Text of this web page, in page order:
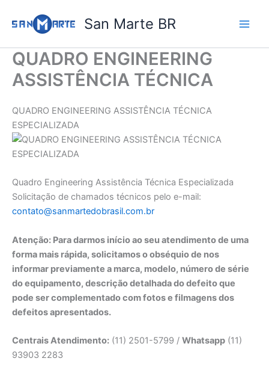
para
conteúdo
San Marte BR
QUADRO ENGINEERING
ASSISTÊNCIA TÉCNICA
QUADRO ENGINEERING ASSISTÊNCIA TÉCNICA
ESPECIALIZADA
Quadro Engineering Assistência Técnica Especializada
Solicitação de chamados técnicos pelo e-mail:
contato@sanmartedobrasil.com.br
Atenção: Para darmos início ao seu atendimento de uma
forma mais rápida, solicitamos o obséquio de nos
informar previamente a marca, modelo, número de série
do equipamento, descrição detalhada do defeito que
pode ser complementado com fotos e filmagens dos
defeitos apresentados.
Centrais Atendimento: (11) 2501-5799 / Whatsapp (11)
93903 2283